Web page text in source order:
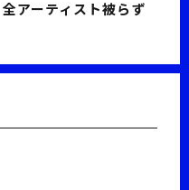
アーティスト被らず